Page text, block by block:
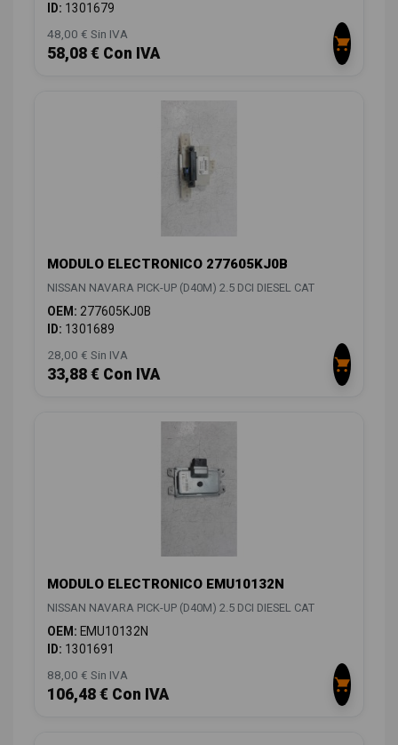
ID: 1301679
48,00 € Sin IVA
58,08 € Con IVA
MODULO ELECTRONICO 277605KJ0B
NISSAN NAVARA PICK-UP (D40M) 2.5 DCI DIESEL CAT
OEM: 277605KJ0B
ID: 1301689
28,00 € Sin IVA
33,88 € Con IVA
MODULO ELECTRONICO EMU10132N
NISSAN NAVARA PICK-UP (D40M) 2.5 DCI DIESEL CAT
OEM: EMU10132N
ID: 1301691
88,00 € Sin IVA
106,48 € Con IVA